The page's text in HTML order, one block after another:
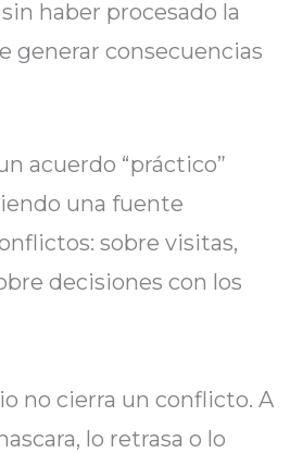
haber procesado la
generar consecuencias
acuerdo “práctico”
una fuente
sobre visitas,
decisiones con los
no cierra un conflicto. A
lo retrasa o lo